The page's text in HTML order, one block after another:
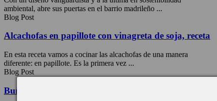
ambiental, abre sus puertas en el barrio madrileño ...
Blog Post
Alcachofas en papillote con vinagreta de soja, receta
En esta receta vamos a cocinar las alcachofas de una manera
diferente: en papillote. Es la primera vez ...
Blog Post
Buñuelos de verdura en gabardina, receta